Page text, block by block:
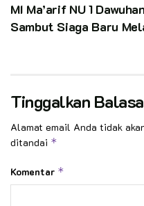
MI Ma’arif NU 1
Sambut Siaga Baru
Tinggalkan
Alamat email Anda tidak
ditandai *
Komentar *